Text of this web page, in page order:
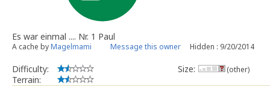
Es war einmal .... Nr. 1 Paul
A cache byMagelmami Message this owner Hidden : 9/20/2014
Difficulty:
Terrain:
Size: (other)